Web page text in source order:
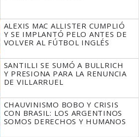
ALEXIS MAC ALLISTER CUMPLIÓ
Y SE IMPLANTÓ PELO ANTES DE
VOLVER AL FÚTBOL INGLÉS
SANTILLI SE SUMÓ A BULLRICH
Y PRESIONA PARA LA RENUNCIA
DE VILLARRUEL
CHAUVINISMO BOBO Y CRISIS
CON BRASIL: LOS ARGENTINOS
SOMOS DERECHOS Y HUMANOS